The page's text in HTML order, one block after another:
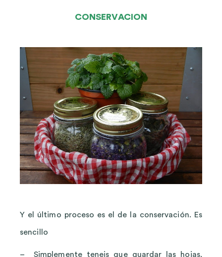
CONSERVACION
Y el último proceso es el de la conservación. Es
sencillo
– Simplemente teneis que guardar las hojas,